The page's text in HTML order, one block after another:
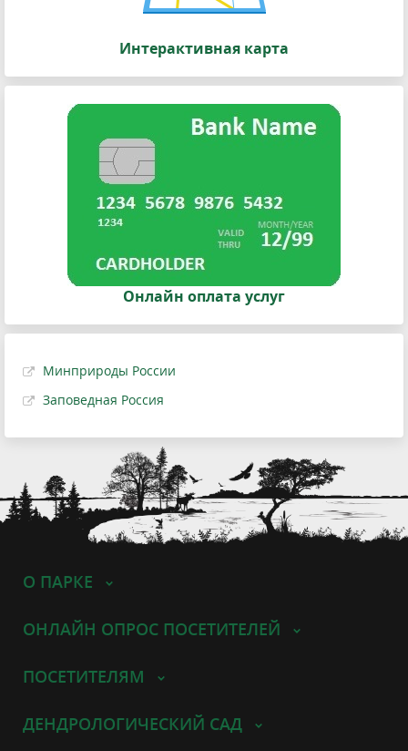
Интерактивная карта
Онлайн оплата услуг
Минприроды России
Заповедная Россия
О ПАРКЕ
ОНЛАЙН ОПРОС ПОСЕТИТЕЛЕЙ
ПОСЕТИТЕЛЯМ
ДЕНДРОЛОГИЧЕСКИЙ САД